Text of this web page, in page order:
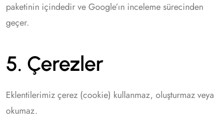
paketinin içindedir ve Google’ın inceleme sürecinden
geçer.
5. Çerezler
Eklentilerimiz çerez (cookie) kullanmaz, oluşturmaz veya
okumaz.